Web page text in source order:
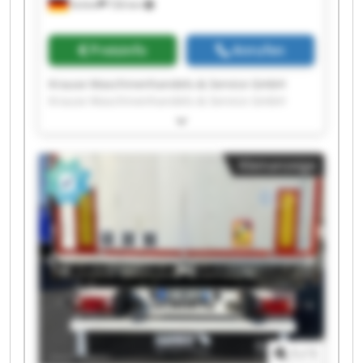
Achim 726 km
Preisinfo Anrufen
Krause Maschinenhandels-& Service GmbH
Krause Maschinenhandels-& Service GmbH
Krause Maschinenhandels-& Service GmbH
Krause Maschinenhandels-& Service GmbH
Krause Maschinenhandels-& Service GmbH
Krause Maschinenhandels-& Service GmbH
Krause Maschinenhandels-& Service GmbH
Krause Maschinenhandels-& Service GmbH
Krause Maschinenhandels-& Service GmbH
Krause Maschinenhandels-& Service GmbH
Krause Maschinenhandels-& Service GmbH
Krause Maschinenhandels-& Service GmbH
Krause Maschinenhandels-& Service GmbH
Krause Maschinenhandels-& Service GmbH
Krause Maschinenhandels-& Service GmbH
Kleinanzeige